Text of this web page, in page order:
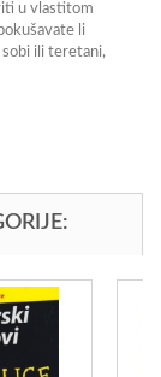
u vlastitom
li
ili teretani,